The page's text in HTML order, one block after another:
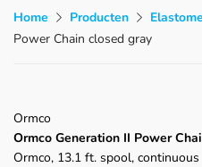
Home Producten
Power Chain closed gray
Ormco
Ormco Generation II Power
Ormco, 13.1 ft. spool, continuous